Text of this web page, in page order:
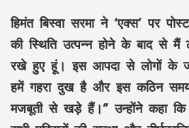
हिमंत बिस्वा सरमा ने ‘एक्स’ पर
की स्थिति उत्पन्न होने के बाद से मैं
रखे हुए हूं। इस आपदा से लोगों के
हमें गहरा दुख है और इस कठिन
मजबूती से खड़े हैं।” उन्होंने कहा कि